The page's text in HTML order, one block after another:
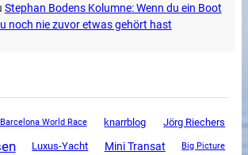
Stephan Bodens Kolumne: Wenn du ein Boot
noch nie zuvor etwas gehört hast
Barcelona World Race knarrblog Jörg Riechers
Luxus-Yacht Mini Transat Big Picture